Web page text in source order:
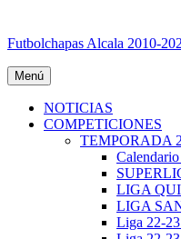
Futbolchapas Alcala 2010-
Menú
NOTICIAS
COMPETICIONES
TEMPORADA
LIGA
LIGA
Liga 22-